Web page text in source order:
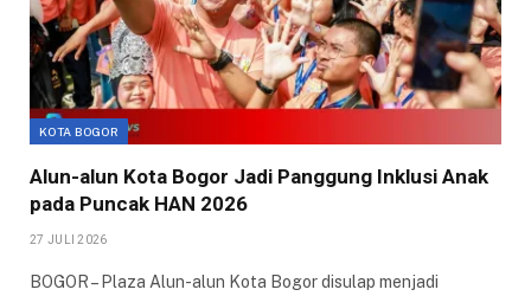
KOTA BOGOR
Alun-alun Kota Bogor Jadi Panggung Inklusi Anak
pada Puncak HAN 2026
27 JULI 2026
BOGOR – Plaza Alun-alun Kota Bogor disulap menjadi